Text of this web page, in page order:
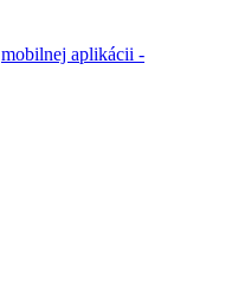
mobilnej aplikácii -